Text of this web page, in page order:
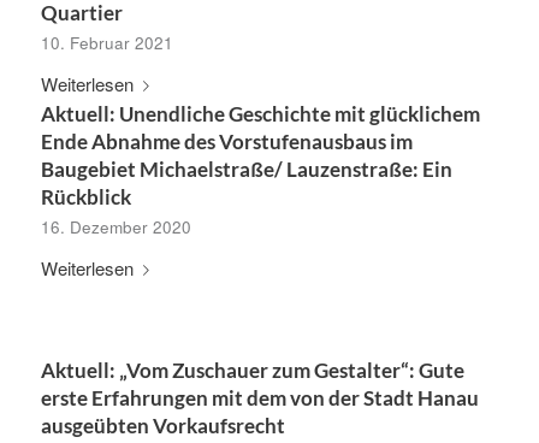
Quartier
10. Februar 2021
Weiterlesen
Aktuell: Unendliche Geschichte mit glücklichem
Ende Abnahme des Vorstufenausbaus im
Baugebiet Michaelstraße/ Lauzenstraße: Ein
Rückblick
16. Dezember 2020
Weiterlesen
Aktuell: „Vom Zuschauer zum Gestalter“: Gute
erste Erfahrungen mit dem von der Stadt Hanau
ausgeübten Vorkaufsrecht